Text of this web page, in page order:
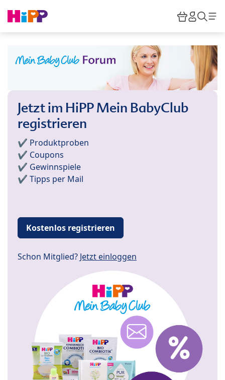
HiPP
Jetzt im HiPP Mein BabyClub
registrieren
✔️ Produktproben
✔️ Coupons
✔️ Gewinnspiele
✔️ Tipps per Mail
Kostenlos registrieren
Schon Mitglied? Jetzt einloggen